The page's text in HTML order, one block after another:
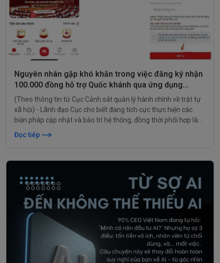
Nguyên nhân gặp khó khăn trong việc đăng ký nhận
100.000 đồng hỗ trợ Quốc khánh qua ứng dụng
VNeID
(Theo thông tin từ Cục Cảnh sát quản lý hành chính về trật tự
xã hội) - Lãnh đạo Cục cho biết đang tích cực thực hiện các
biện pháp cập nhật và bảo trì hệ thống, đồng thời phối hợp làm
việc với các ngân hàng có liên quan để đảm bảo quy trình hỗ
trợ an sinh xã hội diễn ra thuận lợi. Sẽ có thông tin cụ thể cho
Đọc tiếp